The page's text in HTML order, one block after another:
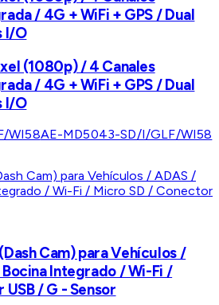
/ 4G + WiFi + GPS / Dual
I/O
(1080p) / 4 Canales
/ 4G + WiFi + GPS / Dual
I/O
WI58AE-MD5043-SD/I/GLF/WI58
Cam) para Vehículos /
Integrado / Wi-Fi /
/ G - Sensor